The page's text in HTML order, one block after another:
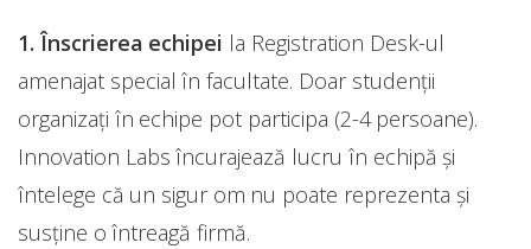
1. Înscrierea echipei la Registration Desk-ul
amenajat special în facultate. Doar studenții
organizați în echipe pot participa (2-4 persoane).
Innovation Labs încurajează lucru în echipă și
întelege că un sigur om nu poate reprezenta și
susține o întreagă firmă.